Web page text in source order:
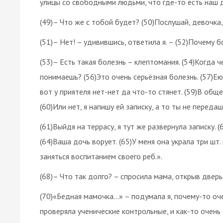
(49)– Что же с тобой будет? (50)Послушай,
(51)– Нет! – удивившись, ответила я. – (52)Почему
(53)– Есть такая болезнь – клептомания.
понимаешь? (56)Это очень серьёзная болезнь.
вот у приятеля нет-нет да что-то стянет. (59)В
(60)Или нет, я напишу ей записку, а то ты не
(61)Выйдя на террасу, я тут же развернула
(64)Ваша дочь ворует. (65)У меня она украла три
заняться воспитанием своего реб.».
(68)– Что так долго? – спросила мама, открыв
(70)«Бедная мамочка...» – подумала я, почему-то
проверяла ученические контрольные, и как-то